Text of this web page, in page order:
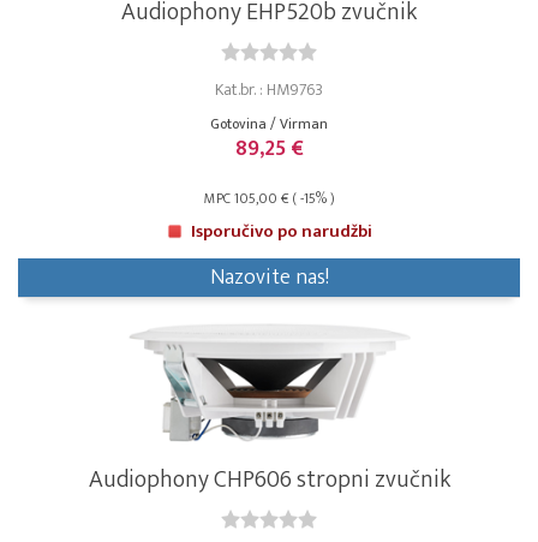
Audiophony EHP520b zvučnik
Kat.br. : HM9763
Gotovina / Virman
89,25 €
MPC 105,00 € ( -15% )
Isporučivo po narudžbi
Nazovite nas!
Audiophony CHP606 stropni zvučnik